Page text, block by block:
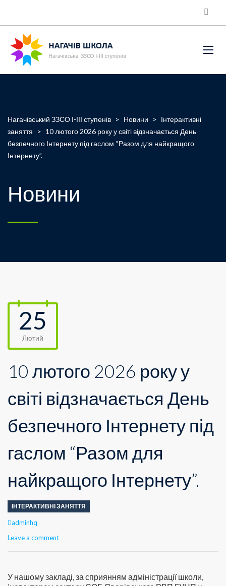
Нагачівський ЗЗСО І-ІІІ ступенів > Новини > Інтерактивні
заняття
> 10 лютого 2026 року у світі відзначається День
безпечного Інтернету під гаслом “Разом для найкращого
Інтернету”.
Новини
25
Лютий
10 лютого 2026 року у
світі відзначається День
безпечного Інтернету під
гаслом “Разом для
найкращого Інтернету”.
ІНТЕРАКТИВНІ ЗАНЯТТЯ
Author
adminhq
Leave a comment
У нашому закладі, за сприянням адміністрації школи,